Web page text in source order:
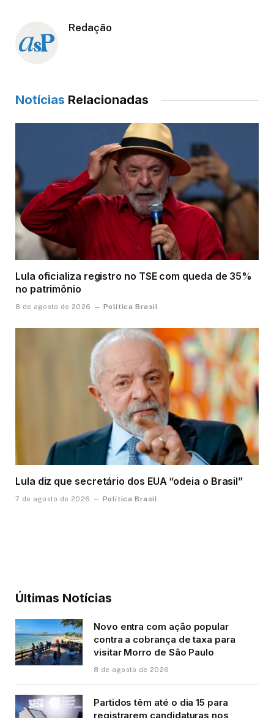
Redação
Notícias Relacionadas
Lula oficializa registro no TSE com queda de 35%
no patrimônio
8 de agosto de 2026 Política Brasil
Lula diz que secretário dos EUA “odeia o Brasil”
7 de agosto de 2026 Política Brasil
Últimas Notícias
Novo entra com ação popular
contra a cobrança de taxa para
visitar Morro de São Paulo
8 de agosto de 2026
Partidos têm até o dia 15 para
registrarem candidaturas nos